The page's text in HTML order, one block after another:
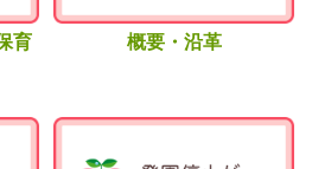
育
概要・沿革